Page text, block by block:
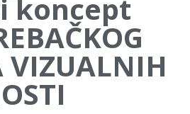
koncept
VIZUALNIH